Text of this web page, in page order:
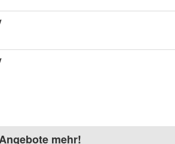
mehr!